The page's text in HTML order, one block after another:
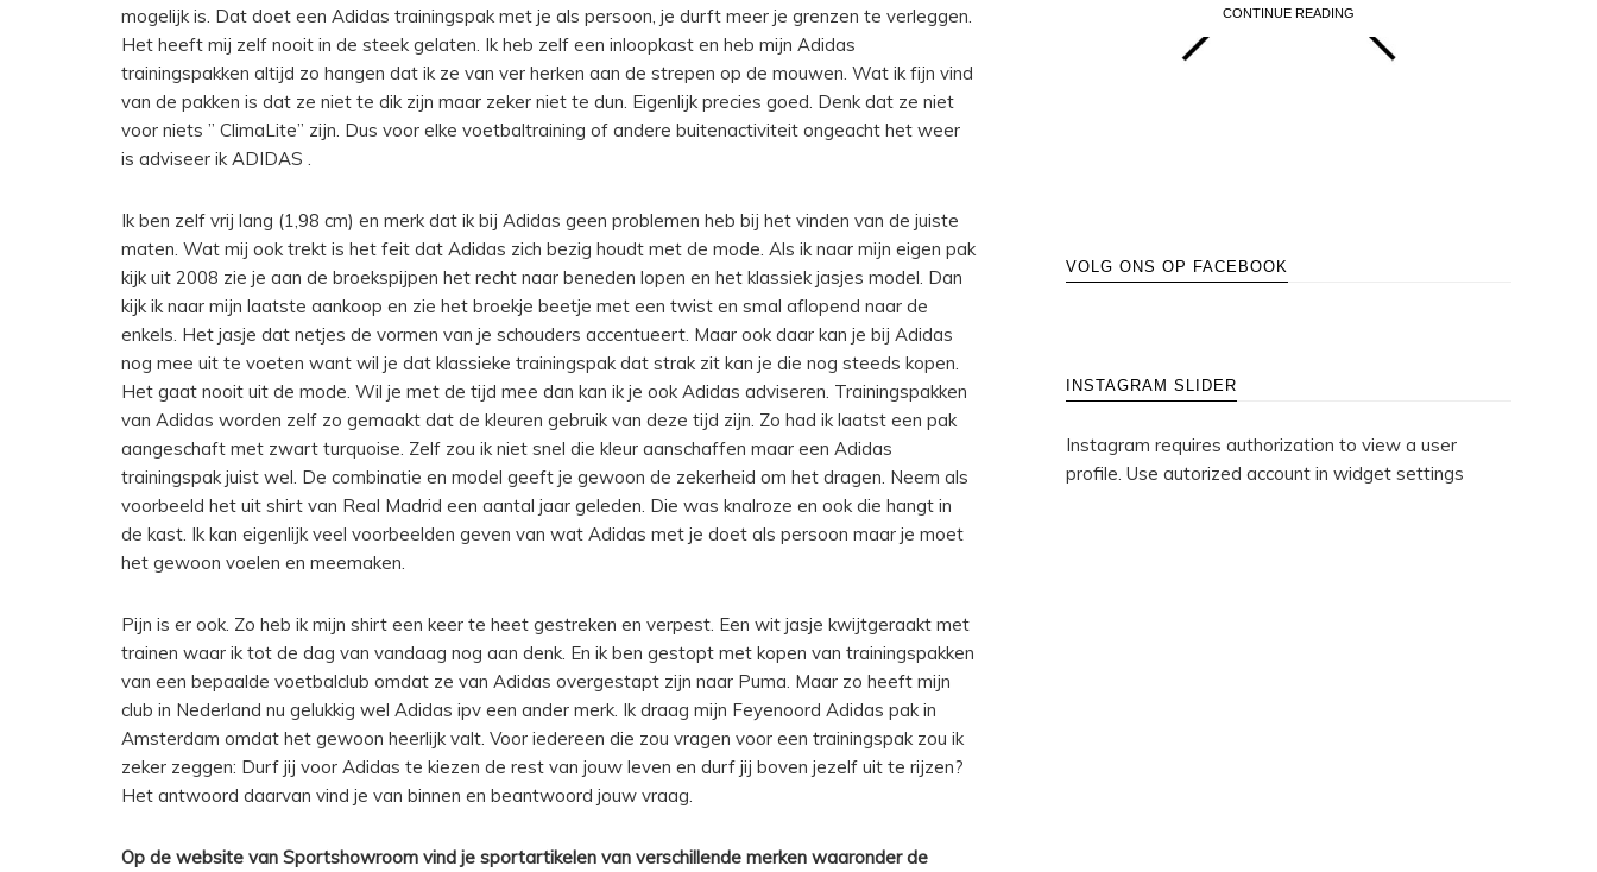
mogelijk is. Dat doet een Adidas trainingspak met je als persoon, je durft meer je grenzen te verleggen.
Het heeft mij zelf nooit in de steek gelaten. Ik heb zelf een inloopkast en heb mijn Adidas
trainingspakken altijd zo hangen dat ik ze van ver herken aan de strepen op de mouwen. Wat ik fijn vind
van de pakken is dat ze niet te dik zijn maar zeker niet te dun. Eigenlijk precies goed. Denk dat ze niet
voor niets ” ClimaLite” zijn. Dus voor elke voetbaltraining of andere buitenactiviteit ongeacht het weer
is adviseer ik ADIDAS .
Ik ben zelf vrij lang (1,98 cm) en merk dat ik bij Adidas geen problemen heb bij het vinden van de juiste
maten. Wat mij ook trekt is het feit dat Adidas zich bezig houdt met de mode. Als ik naar mijn eigen pak
kijk uit 2008 zie je aan de broekspijpen het recht naar beneden lopen en het klassiek jasjes model. Dan
kijk ik naar mijn laatste aankoop en zie het broekje beetje met een twist en smal aflopend naar de
enkels. Het jasje dat netjes de vormen van je schouders accentueert. Maar ook daar kan je bij Adidas
nog mee uit te voeten want wil je dat klassieke trainingspak dat strak zit kan je die nog steeds kopen.
Het gaat nooit uit de mode. Wil je met de tijd mee dan kan ik je ook Adidas adviseren. Trainingspakken
van Adidas worden zelf zo gemaakt dat de kleuren gebruik van deze tijd zijn. Zo had ik laatst een pak
aangeschaft met zwart turquoise. Zelf zou ik niet snel die kleur aanschaffen maar een Adidas
trainingspak juist wel. De combinatie en model geeft je gewoon de zekerheid om het dragen. Neem als
voorbeeld het uit shirt van Real Madrid een aantal jaar geleden. Die was knalroze en ook die hangt in
de kast. Ik kan eigenlijk veel voorbeelden geven van wat Adidas met je doet als persoon maar je moet
het gewoon voelen en meemaken.
Pijn is er ook. Zo heb ik mijn shirt een keer te heet gestreken en verpest. Een wit jasje kwijtgeraakt met
trainen waar ik tot de dag van vandaag nog aan denk. En ik ben gestopt met kopen van trainingspakken
van een bepaalde voetbalclub omdat ze van Adidas overgestapt zijn naar Puma. Maar zo heeft mijn
club in Nederland nu gelukkig wel Adidas ipv een ander merk. Ik draag mijn Feyenoord Adidas pak in
Amsterdam omdat het gewoon heerlijk valt. Voor iedereen die zou vragen voor een trainingspak zou ik
zeker zeggen: Durf jij voor Adidas te kiezen de rest van jouw leven en durf jij boven jezelf uit te rijzen?
Het antwoord daarvan vind je van binnen en beantwoord jouw vraag.
Op de website van Sportshowroom vind je sportartikelen van verschillende merken waaronder de
CONTINUE READING CONTINUE READING CONTINUE READING
VOLG ONS OP FACEBOOK
INSTAGRAM SLIDER
Instagram requires authorization to view a user
profile. Use autorized account in widget settings